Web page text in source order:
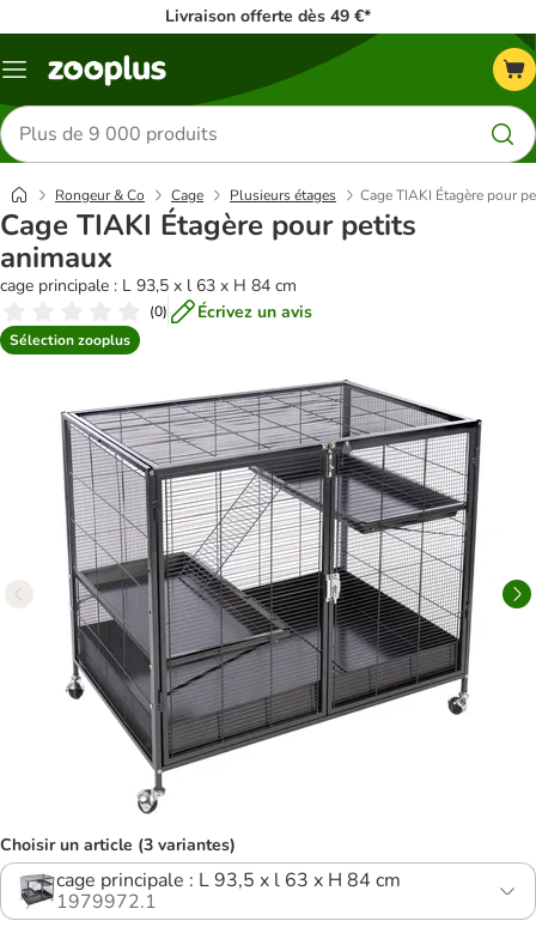
Livraison offerte dès 49 €*
Menu
Rechercher
des
produits
Rongeur & Co Cage Plusieurs étages Cage TIAKI Étagère pour
Cage TIAKI Étagère pour petits
animaux
cage principale : L 93,5 x l 63 x H 84 cm
(0) Écrivez un avis
Sélection zooplus
Choisir un article (3 variantes)
cage principale : L 93,5 x l 63 x H 84 cm
1979972.1